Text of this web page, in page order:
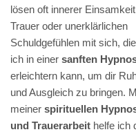
lösen oft innerer
Trauer oder unerklärlichen
Schuldgefühlen mit sich, die
ich in einer sanften
erleichtern kann, um dir
und Ausgleich zu bringen.
meiner spirituellen
und Trauerarbeit helfe ich